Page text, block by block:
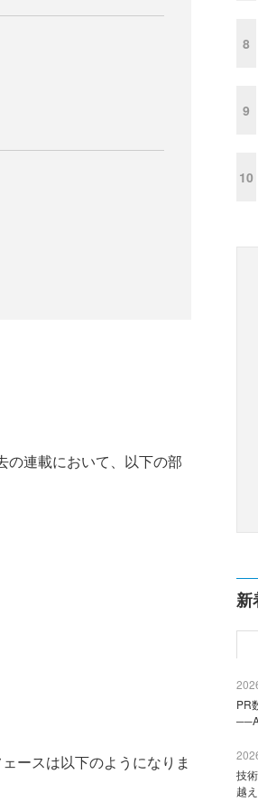
連載において、以下の部
ースは以下のようになりま
8
9
10
新
PR
技
越